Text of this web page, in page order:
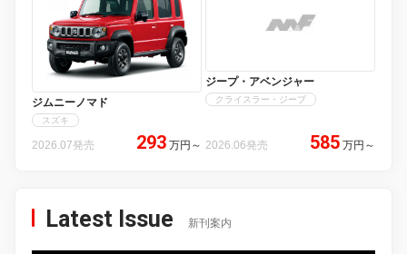
ジムニーノマド
スズキ
2026.07発売 293 万円 ～
ジープ・アベンジャー
クライスラー・ジープ
2026.06発売 585 万円 ～
Latest Issue 新刊案内